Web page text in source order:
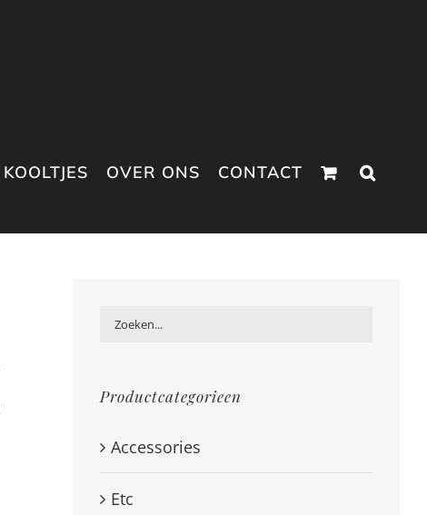
KOOLTJES OVER ONS CONTACT
Productcategorieen
Accessories
Etc